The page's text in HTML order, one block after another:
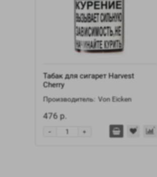
Табак для сигарет Harvest
Cherry
Производитель: Von Eicken
476 р.
+
-